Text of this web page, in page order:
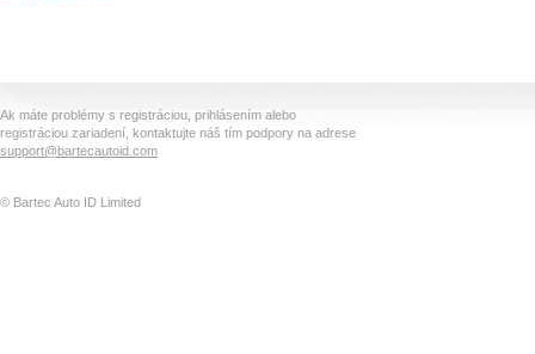
Ak máte problémy s registráciou, prihlásením alebo
registráciou zariadení, kontaktujte náš tím podpory na adrese
support@bartecautoid.com
© Bartec Auto ID Limited